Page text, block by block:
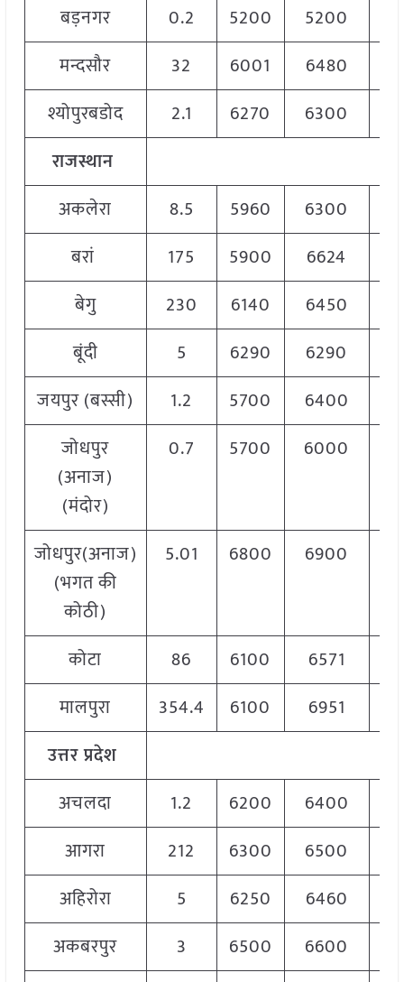
बड़नगर
0.2 5200 5200
मन्दसौर
32 6001 6480
श्योपुरबडोद
2.1 6270 6300
राजस्थान
अकलेरा
8.5 5960 6300
बरां
175 5900 6624
बेगु
230 6140 6450
बूंदी
5 6290 6290
जयपुर (बस्सी)
1.2 5700 6400
जोधपुर
(अनाज)
(मंदोर)
0.7 5700 6000
जोधपुर(अनाज)
(भगत की
कोठी)
5.01 6800 6900
कोटा 86 6100 6571
मालपुरा
354.4 6100 6951
उत्तर प्रदेश
अचलदा
1.2 6200 6400
आगरा
212 6300 6500
अहिरोरा
5 6250 6460
अकबरपुर
3 6500 6600